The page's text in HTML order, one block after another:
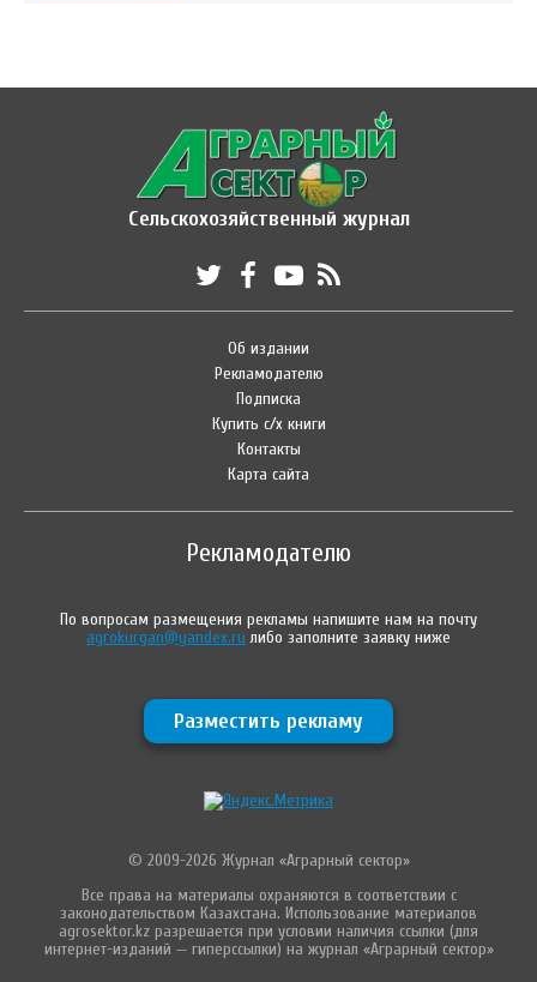
Сельскохозяйственный журнал
Об издании
Рекламодателю
Подписка
Купить с/х книги
Контакты
Карта сайта
Рекламодателю
По вопросам размещения рекламы напишите нам на почту
agrokurgan@yandex.ru либо заполните заявку ниже
Разместить рекламу
© 2009-2026 Журнал «Аграрный сектор»
Все права на материалы охраняются в соответствии с
законодательством Казахстана. Использование материалов
agrosektor.kz разрешается при условии наличия ссылки (для
интернет-изданий — гиперссылки) на журнал «Аграрный сектор»